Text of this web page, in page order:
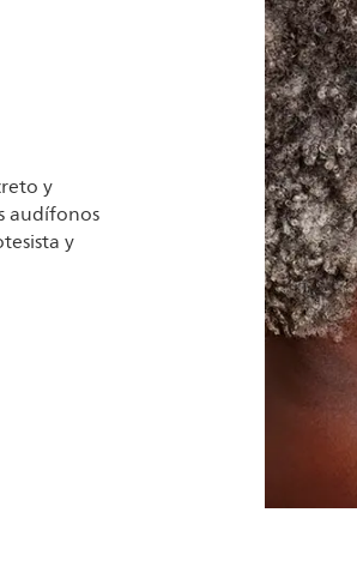
y
audífonos
y